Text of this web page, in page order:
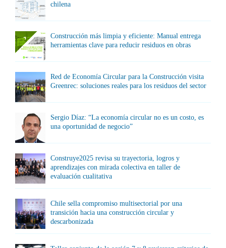
chilena
Construcción más limpia y eficiente: Manual entrega
herramientas clave para reducir residuos en obras
Red de Economía Circular para la Construcción visita
Greenrec: soluciones reales para los residuos del sector
Sergio Díaz: “La economía circular no es un costo, es
una oportunidad de negocio”
Construye2025 revisa su trayectoria, logros y
aprendizajes con mirada colectiva en taller de
evaluación cualitativa
Chile sella compromiso multisectorial por una
transición hacia una construcción circular y
descarbonizada